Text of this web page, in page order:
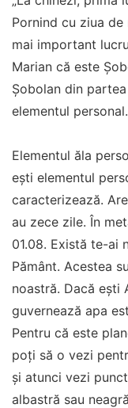
Pornind cu ziua
mai important
Marian că este
Șobolan din
elementul personal.
Elementul ăla
ești elementul
caracterizează.
au zece zile. În
01.08. Există te-ai
Pământ. Acestea
noastră. Dacă ești
guvernează apa
Pentru că este
poți să o vezi
și atunci vezi
albastră sau